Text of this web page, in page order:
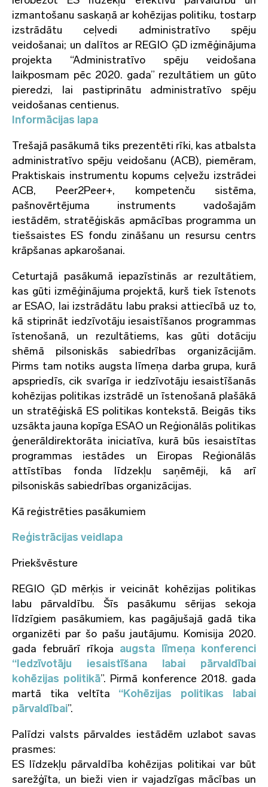
izmantošanu saskaņā ar kohēzijas politiku, tostarp
izstrādātu ceļvedi administratīvo spēju
veidošanai; un dalītos ar REGIO ĢD izmēģinājuma
projekta “Administratīvo spēju veidošana
laikposmam pēc 2020. gada” rezultātiem un gūto
pieredzi, lai pastiprinātu administratīvo spēju
veidošanas centienus.
Informācijas lapa
Trešajā pasākumā tiks prezentēti rīki, kas atbalsta
administratīvo spēju veidošanu (ACB), piemēram,
Praktiskais instrumentu kopums ceļvežu izstrādei
ACB, Peer2Peer+, kompetenču sistēma,
pašnovērtējuma instruments vadošajām
iestādēm, stratēģiskās apmācības programma un
tiešsaistes ES fondu zināšanu un resursu centrs
krāpšanas apkarošanai.
Ceturtajā pasākumā iepazīstinās ar rezultātiem,
kas gūti izmēģinājuma projektā, kurš tiek īstenots
ar ESAO, lai izstrādātu labu praksi attiecībā uz to,
kā stiprināt iedzīvotāju iesaistīšanos programmas
īstenošanā, un rezultātiems, kas gūti dotāciju
shēmā pilsoniskās sabiedrības organizācijām.
Pirms tam notiks augsta līmeņa darba grupa, kurā
apspriedīs, cik svarīga ir iedzīvotāju iesaistīšanās
kohēzijas politikas izstrādē un īstenošanā plašākā
un stratēģiskā ES politikas kontekstā. Beigās tiks
uzsākta jauna kopīga ESAO un Reģionālās politikas
ģenerāldirektorāta iniciatīva, kurā būs iesaistītas
programmas iestādes un Eiropas Reģionālās
attīstības fonda līdzekļu saņēmēji, kā arī
pilsoniskās sabiedrības organizācijas.
Kā reģistrēties pasākumiem
Reģistrācijas veidlapa
Priekšvēsture
REGIO ĢD mērķis ir veicināt kohēzijas politikas
labu pārvaldību. Šīs pasākumu sērijas sekoja
līdzīgiem pasākumiem, kas pagājušajā gadā tika
organizēti par šo pašu jautājumu. Komisija 2020.
gada februārī rīkoja augsta līmeņa konferenci
“Iedzīvotāju iesaistīšana labai pārvaldībai
kohēzijas politikā”. Pirmā konference 2018. gada
martā tika veltīta “Kohēzijas politikas labai
pārvaldībai”.
Palīdzi valsts pārvaldes iestādēm uzlabot savas
prasmes:
ES līdzekļu pārvaldība kohēzijas politikai var būt
sarežģīta, un bieži vien ir vajadzīgas mācības un